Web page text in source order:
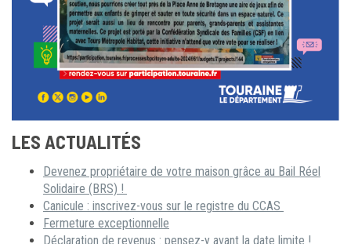
LES ACTUALITÉS
Devenez propriétaire de votre maison grâce au Bail Réel
Solidaire (BRS) !
Canicule : inscrivez-vous sur le registre du CCAS
Fermeture exceptionnelle
Déclaration de revenus : pensez-y avant la date limite !